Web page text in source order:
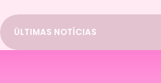
ÜLTIMAS NOTÍCIAS